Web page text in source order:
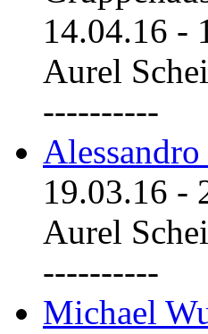
14.04.16 -
Aurel
----------
19.03.16 -
Aurel
----------
Michael